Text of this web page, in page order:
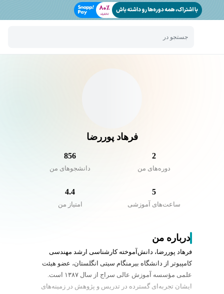
جستجو در
فرهاد پوررضا
2
دوره‌های من
856
دانشجو‌های من
5
ساعت‌های آموزشی
4.4
امتیاز من
درباره من
فرهاد پوررضا، دانش‌آموخته کارشناسی ارشد مهندسی
کامپیوتر از دانشگاه بیرمنگام سیتی انگلستان، عضو هیئت
علمی مؤسسه آموزش عالی سراج از سال ۱۳۸۷ است.
ایشان تجربه‌ای گسترده در تدریس و پژوهش در زمینه‌های